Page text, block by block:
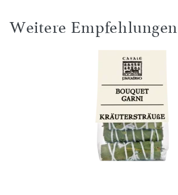
Weitere Empfehlungen